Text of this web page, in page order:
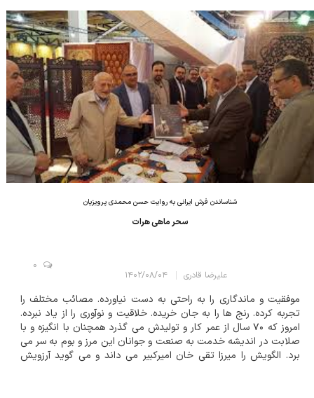
همسایه را یکی از عل...
شناساندن فرش ایرانی به روایت حسن محمدی پرویزیان
سحر ماهی هرات
علیرضا قادری ۱۴۰۲/۰۸/۰۴
0
موفقیت و ماندگاری را به راحتی به دست نیاورده. مصائب مختلف را
تجربه کرده. رنج ها را به جان خریده. خلاقیت و نوآوری را از یاد نبرده.
امروز که ۷۰ سال از عمر کار و تولیدش می گذرد همچنان با انگیزه و با
صلابت در اندیشه خدمت به صنعت و جوانان این مرز و بوم به سر می
برد. الگویش را میرزا تقی خان امیرکبیر می داند و می گوید آرزویش